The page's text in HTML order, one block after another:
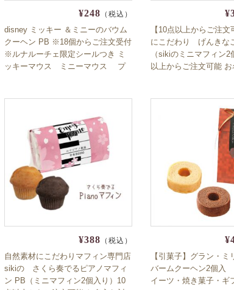
¥248 （税込）
disney ミッキー ＆ミニーのバウム
クーヘン PB ※18個からご注文受付
※ルナルーチェ限定シールつき ミ
ッキーマウス ミニーマウス プ
【10点以上からご注
にこだわり げんきな
（sikiのミニマフィン2
以上からご注文可能
¥388 （税込）
自然素材にこだわりマフィン専門店
sikiの さくら奏でるピアノマフィ
ン PB（ミニマフィン2個入り）10
【引菓子】グラン・ミ
バームクーヘン2個入
イーツ・焼き菓子・ギ